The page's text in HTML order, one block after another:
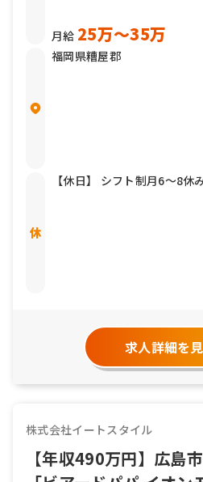
月給 25万〜35万
福岡県糟屋郡
【休日】 シフト制月6～8休
求人詳細を
株式会社イートスタイル
【年収490万円】広島